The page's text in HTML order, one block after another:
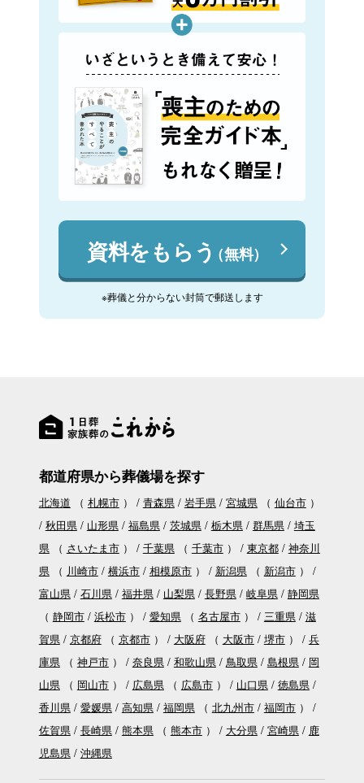
資料をもらう（無料）
※葬儀と分からない封筒で郵送します
都道府県から葬儀場を探す
北海道 （ 札幌市） 青森県 岩手県 宮城県（ 仙台市）
秋田県
山形県 福島県 茨城県 栃木県 群馬県
埼玉
県（ さいたま市） 千葉県（ 千葉市） 東京都
神奈川
県（ 川崎市 横浜市 相模原市） 新潟県（ 新潟市）
富山県
石川県 福井県 山梨県 長野県 岐阜県
静岡県
（ 静岡市 浜松市） 愛知県（ 名古屋市） 三重県
滋
賀県
京都府（ 京都市） 大阪府（ 大阪市 堺市）
兵
庫県（ 神戸市） 奈良県 和歌山県 鳥取県 島根県
岡
山県（ 岡山市） 広島県（ 広島市） 山口県
徳島県
香川県
愛媛県 高知県 福岡県（ 北九州市 福岡市）
佐賀県
長崎県 熊本県（ 熊本市） 大分県 宮崎県
鹿
児島県
沖縄県